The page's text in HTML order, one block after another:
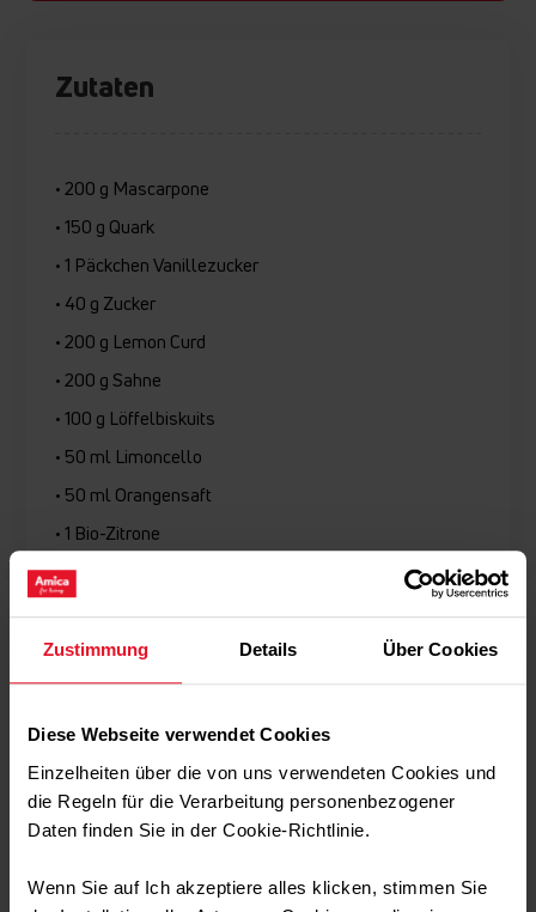
Zustimmung Details Über Cookies
Diese Webseite verwendet Cookies
Einzelheiten über die von uns verwendeten Cookies und
die Regeln für die Verarbeitung personenbezogener
Daten finden Sie in der Cookie-Richtlinie.
Wenn Sie auf Ich akzeptiere alles klicken, stimmen Sie
Zutaten
• 200 g Mascarpone
• 150 g Quark
• 1 Päckchen Vanillezucker
• 40 g Zucker
• 200 g Lemon Curd
• 200 g Sahne
• 100 g Löffelbiskuits
• 50 ml Limoncello
• 50 ml Orangensaft
• 1 Bio-Zitrone
Zubereitung:
Anschließend die Mascarpone und den Quark, sowie den
Die Mascarpone zusammen mit der Milch, dem restlichen
Zucker bzw. Vanillezucker zu einer Masse verrühren.
Limoncello, Orangen- und Zitronensaft miteinander
Anschließend den Boden einer Auflaufform mit einer